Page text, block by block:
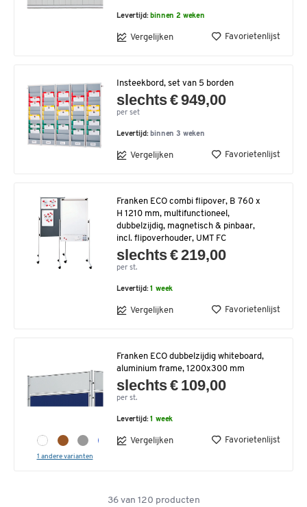
Levertijd:binnen 2 weken
Vergelijken Favorietenlijst
Insteekbord, set van 5 borden
slechts € 949,00
per set
Levertijd:binnen 3 weken
Vergelijken Favorietenlijst
Franken ECO combi flipover, B 760 x
H 1210 mm, multifunctioneel,
dubbelzijdig, magnetisch & pinbaar,
incl. flipoverhouder, UMT FC
slechts € 219,00
per st.
Levertijd:1 week
Vergelijken Favorietenlijst
1 andere varianten
Franken ECO dubbelzijdig whiteboard,
aluminium frame, 1200x300 mm
slechts € 109,00
per st.
Levertijd:1 week
Vergelijken Favorietenlijst
36van 120 producten